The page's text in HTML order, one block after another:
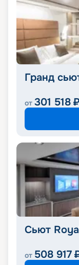
Гранд
от 301 518 ₽
Сьют
от 508 917